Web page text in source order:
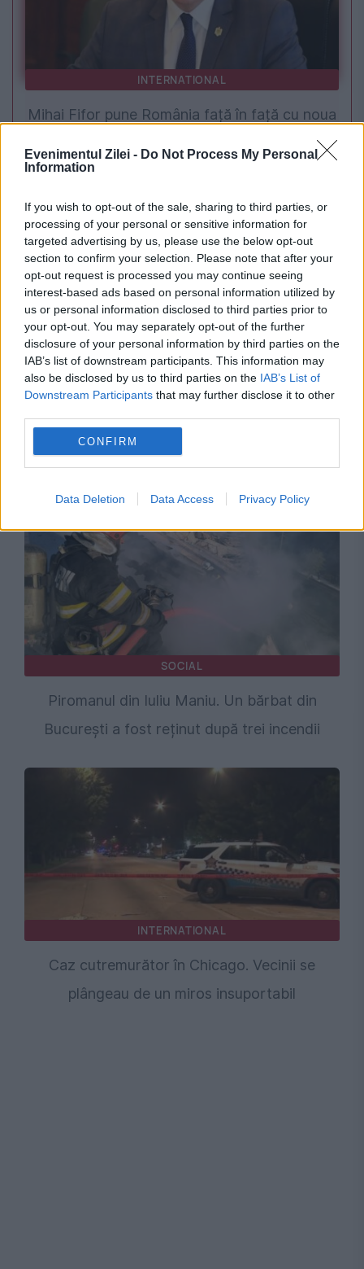
Evenimentul Zilei - Do Not Process My Personal
Information
If you wish to opt-out of the sale, sharing to third parties, or
processing of your personal or sensitive information for
targeted advertising by us, please use the below opt-out
section to confirm your selection. Please note that after your
opt-out request is processed you may continue seeing
interest-based ads based on personal information utilized by
us or personal information disclosed to third parties prior to
your opt-out. You may separately opt-out of the further
disclosure of your personal information by third parties on the
IAB’s list of downstream participants. This information may
also be disclosed by us to third parties on the IAB’s List of
Downstream Participants that may further disclose it to other
CONFIRM
Data Deletion Data Access Privacy Policy
INTERNATIONAL
Mihai Fifor pune România față în față cu noua
realitate geopolitică: Bucureștiul a luat o
SOCIAL
femeie și-a transferat toate economiile, după
ce a primit documente falsificate cu AI
SOCIAL
Piromanul din Iuliu Maniu. Un bărbat din
București a fost reținut după trei incendii
INTERNATIONAL
Caz cutremurător în Chicago. Vecinii se
plângeau de un miros insuportabil